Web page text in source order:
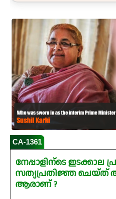
CA-1361
നേപ്പാളിന്ടെ ഇടക്കാല
സത്യപ്രതിജ്ഞ ചെയ്ത്
ആരാണ് ?